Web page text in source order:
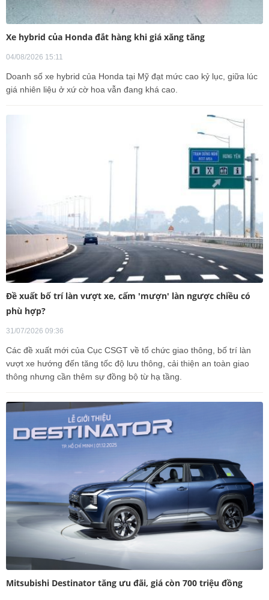
Xe hybrid của Honda đắt hàng khi giá xăng tăng
04/08/2026 15:11
Doanh số xe hybrid của Honda tại Mỹ đạt mức cao kỷ lục, giữa lúc
giá nhiên liệu ở xứ cờ hoa vẫn đang khá cao.
Đề xuất bố trí làn vượt xe, cấm 'mượn' làn ngược chiều có
phù hợp?
31/07/2026 09:36
Các đề xuất mới của Cục CSGT về tổ chức giao thông, bố trí làn
vượt xe hướng đến tăng tốc độ lưu thông, cải thiện an toàn giao
thông nhưng cần thêm sự đồng bộ từ hạ tầng.
Mitsubishi Destinator tăng ưu đãi, giá còn 700 triệu đồng